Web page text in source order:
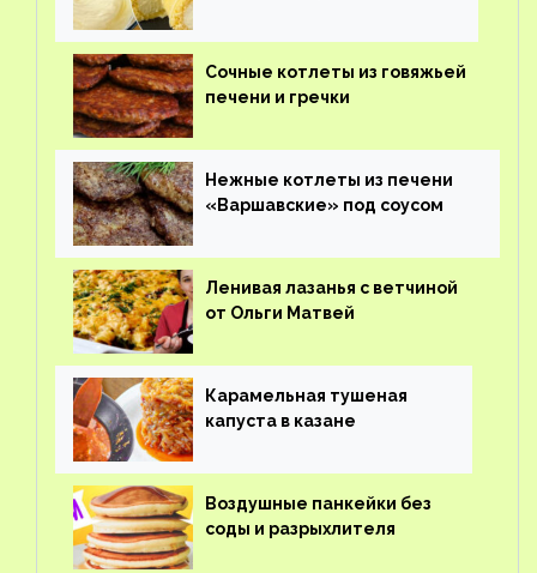
Сочные котлеты из говяжьей
печени и гречки
Нежные котлеты из печени
«Варшавские» под соусом
Ленивая лазанья с ветчиной
от Ольги Матвей
Карамельная тушеная
капуста в казане
Воздушные панкейки без
соды и разрыхлителя